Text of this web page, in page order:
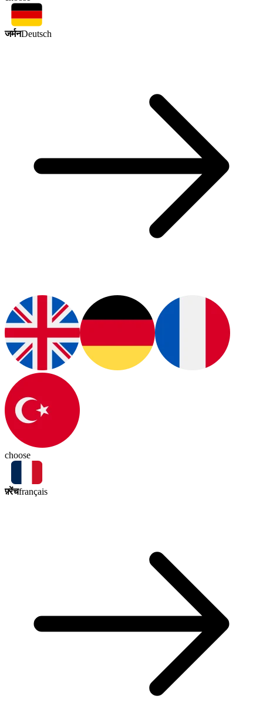
जर्मनDeutsch
choose
फ़्रेंचfrançais